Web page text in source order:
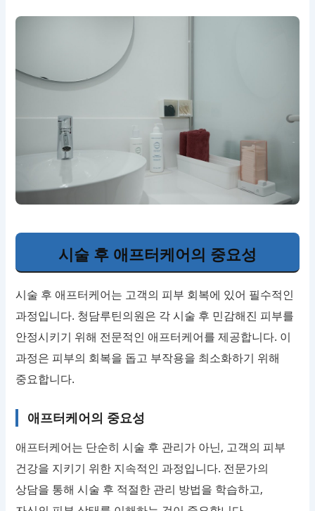
시술 후 애프터케어의 중요성
시술 후 애프터케어는 고객의 피부 회복에 있어 필수적인
과정입니다. 청담루틴의원은 각 시술 후 민감해진 피부를
안정시키기 위해 전문적인 애프터케어를 제공합니다. 이
과정은 피부의 회복을 돕고 부작용을 최소화하기 위해
중요합니다.
애프터케어의 중요성
애프터케어는 단순히 시술 후 관리가 아닌, 고객의 피부
건강을 지키기 위한 지속적인 과정입니다. 전문가의
상담을 통해 시술 후 적절한 관리 방법을 학습하고,